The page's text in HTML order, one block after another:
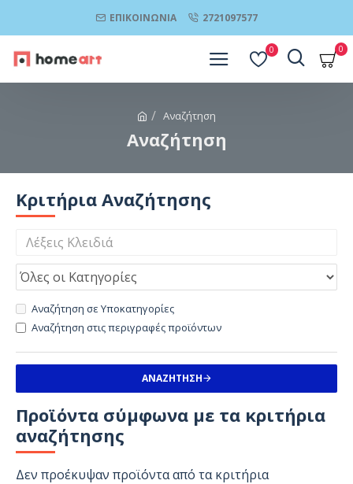
ΕΠΙΚΟΙΝΩΝΊΑ 2721097577
0 0
Αναζήτηση
Αναζήτηση
Κριτήρια Αναζήτησης
Αναζήτηση σε Υποκατηγορίες
Αναζήτηση στις περιγραφές προϊόντων
ΑΝΑΖΉΤΗΣΗ
Προϊόντα σύμφωνα με τα κριτήρια
αναζήτησης
Δεν προέκυψαν προϊόντα από τα κριτήρια